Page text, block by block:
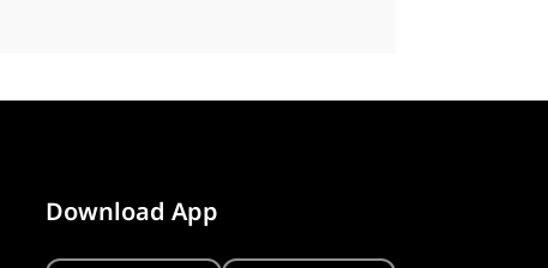
Download App